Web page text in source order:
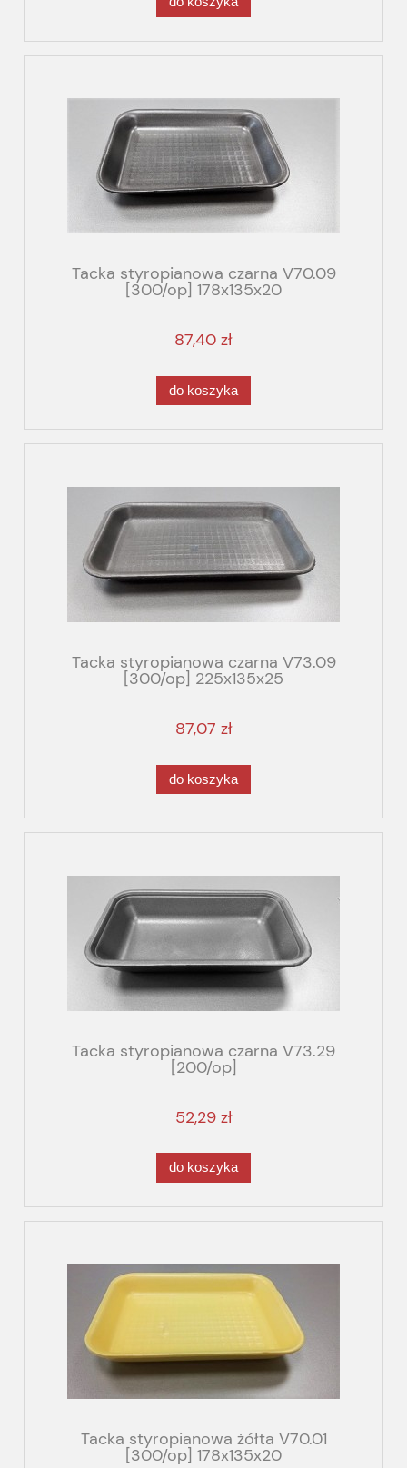
Tacka styropianowa czarna V70.09
[300/op] 178x135x20
87,40 zł
do koszyka
Tacka styropianowa czarna V73.09
[300/op] 225x135x25
87,07 zł
do koszyka
Tacka styropianowa czarna V73.29
[200/op]
52,29 zł
do koszyka
Tacka styropianowa żółta V70.01
[300/op] 178x135x20